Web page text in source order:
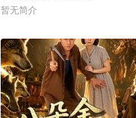
暂无简介